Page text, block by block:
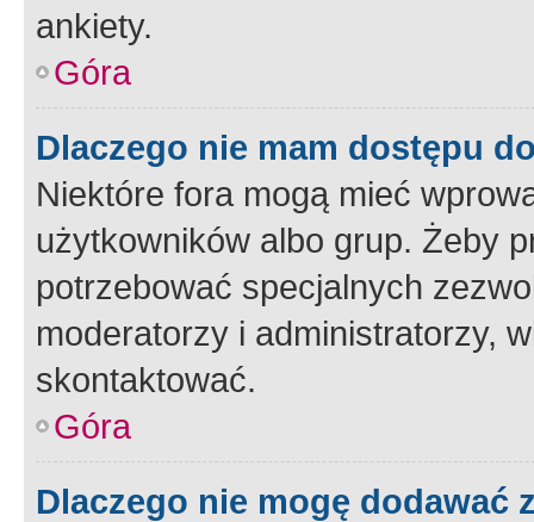
ankiety.
Góra
Dlaczego nie mam dostępu
Niektóre fora mogą mieć
użytkowników albo grup. Żeby
potrzebować specjalnych
moderatorzy i administratorzy,
skontaktować.
Góra
Dlaczego nie mogę dodawać